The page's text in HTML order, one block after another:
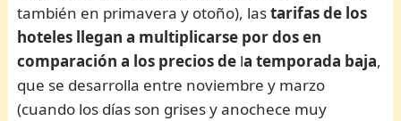
también en primavera y otoño), lastarifas de los
hoteles llegan a multiplicarse por dosen
comparación a los precios de la temporada baja,
que se desarrolla entre noviembre y marzo
(cuando los días son grises y anochece muy